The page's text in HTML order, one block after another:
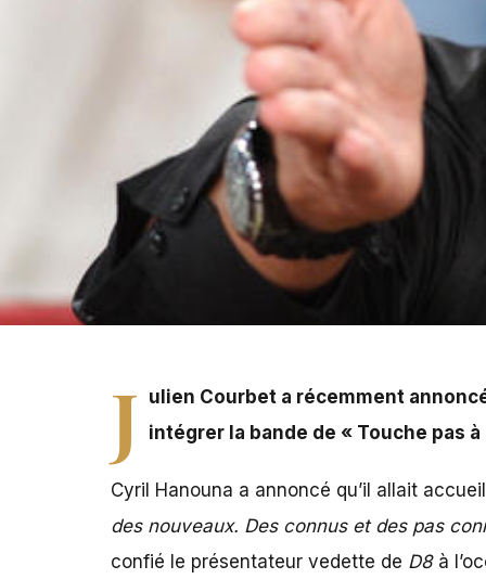
J ulien Courbet a récemment
intégrer la bande de « Touche pas
Cyril Hanouna a annoncé qu’il allait
des nouveaux. Des connus et des pas
confié le présentateur vedette de D8à